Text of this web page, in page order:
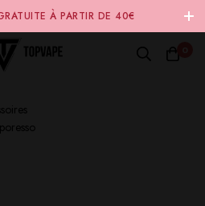
À PARTIR DE 40€
🚚